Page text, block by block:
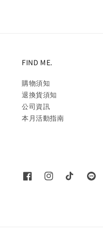
FIND ME.
購物須知
退換貨須知
公司資訊
本月活動指南